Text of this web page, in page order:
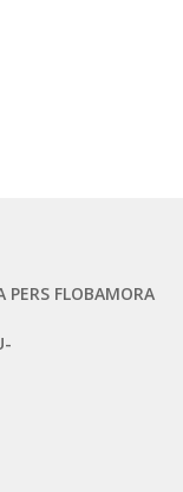
PERS FLOBAMORA